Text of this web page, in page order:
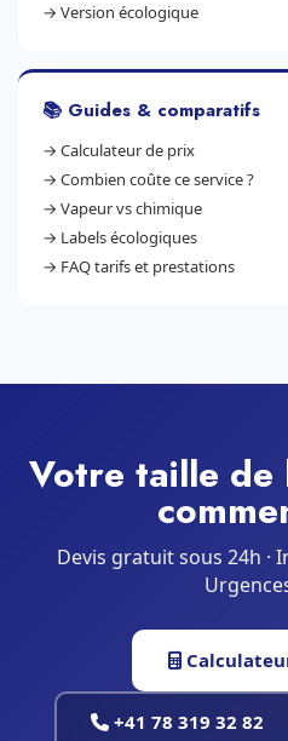
→ Version écologique
📚 Guides & comparatifs
→ Calculateur de prix
→ Combien coûte ce service ?
→ Vapeur vs chimique
→ Labels écologiques
→ FAQ tarifs et prestations
Votre taille de
Devis gratuit sous 24h ·
+41 78 319 32 82